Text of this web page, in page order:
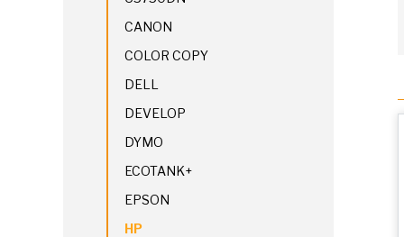
CANON
COLOR COPY
DELL
DEVELOP
DYMO
ECOTANK+
EPSON
HP